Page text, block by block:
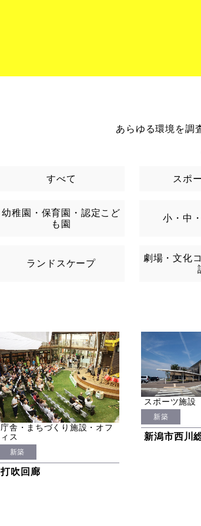
あらゆる環境を調
すべて スポ
幼稚園・保育園・認定こど
も園
小・中
ランドスケープ
劇場・文化
庁舎・まちづくり施設・オフ
ィス
新築
打吹回廊
スポーツ施設
新築
新潟市西川